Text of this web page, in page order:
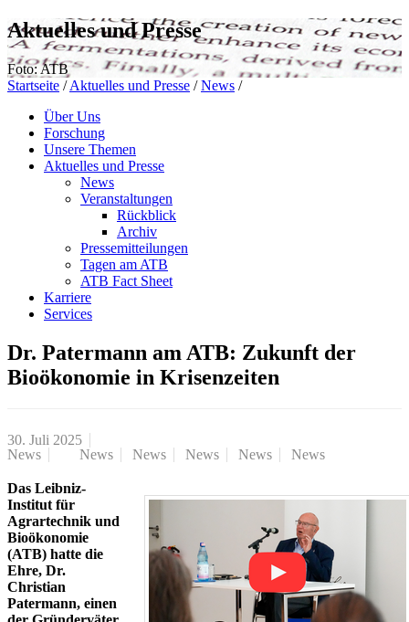
Aktuelles und Presse
Foto: ATB
Startseite / Aktuelles und Presse / News /
Über Uns
Forschung
Unsere Themen
Aktuelles und Presse
News
Veranstaltungen
Rückblick
Archiv
Pressemitteilungen
Tagen am ATB
ATB Fact Sheet
Karriere
Services
Dr. Patermann am ATB: Zukunft der
Bioökonomie in Krisenzeiten
30. Juli 2025
News
News News News News News
Das Leibniz-
Institut für
Agrartechnik und
Bioökonomie
(ATB) hatte die
Ehre, Dr.
Christian
Patermann, einen